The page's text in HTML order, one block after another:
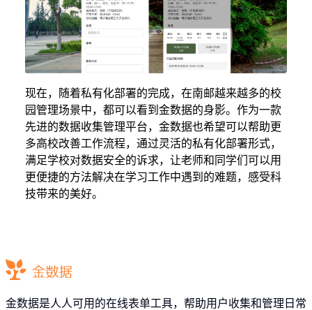
现在，随着私有化部署的完成，在南邮越来越多的校
园管理场景中，都可以看到金数据的身影。作为一款
先进的数据收集管理平台，金数据也希望可以帮助更
多高校改善工作流程，通过灵活的私有化部署形式，
满足学校对数据安全的诉求，让老师和同学们可以用
更便捷的方法解决在学习工作中遇到的难题，感受科
技带来的美好。
金数据是人人可用的在线表单工具，帮助用户收集和管理日常